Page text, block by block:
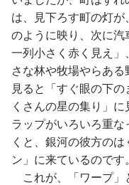
は、見下ろす町の灯が
のように映り、次に
一列小さく赤く見え
さな林や牧場やらあ
見ると「すぐ眼の下
くさんの星の集り」
ラップがいろいろ重
くと、銀河の彼方の
ン」に来ているのです
これが、「ワープ」